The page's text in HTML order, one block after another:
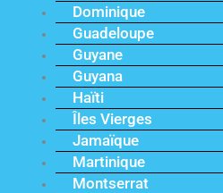
Dominique
Guadeloupe
Guyane
Guyana
Haïti
Îles Vierges
Jamaïque
Martinique
Montserrat